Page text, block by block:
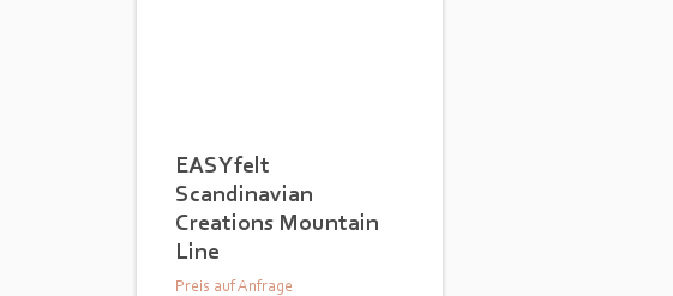
EASYfelt
Scandinavian
Creations Mountain
Line
Preis auf Anfrage